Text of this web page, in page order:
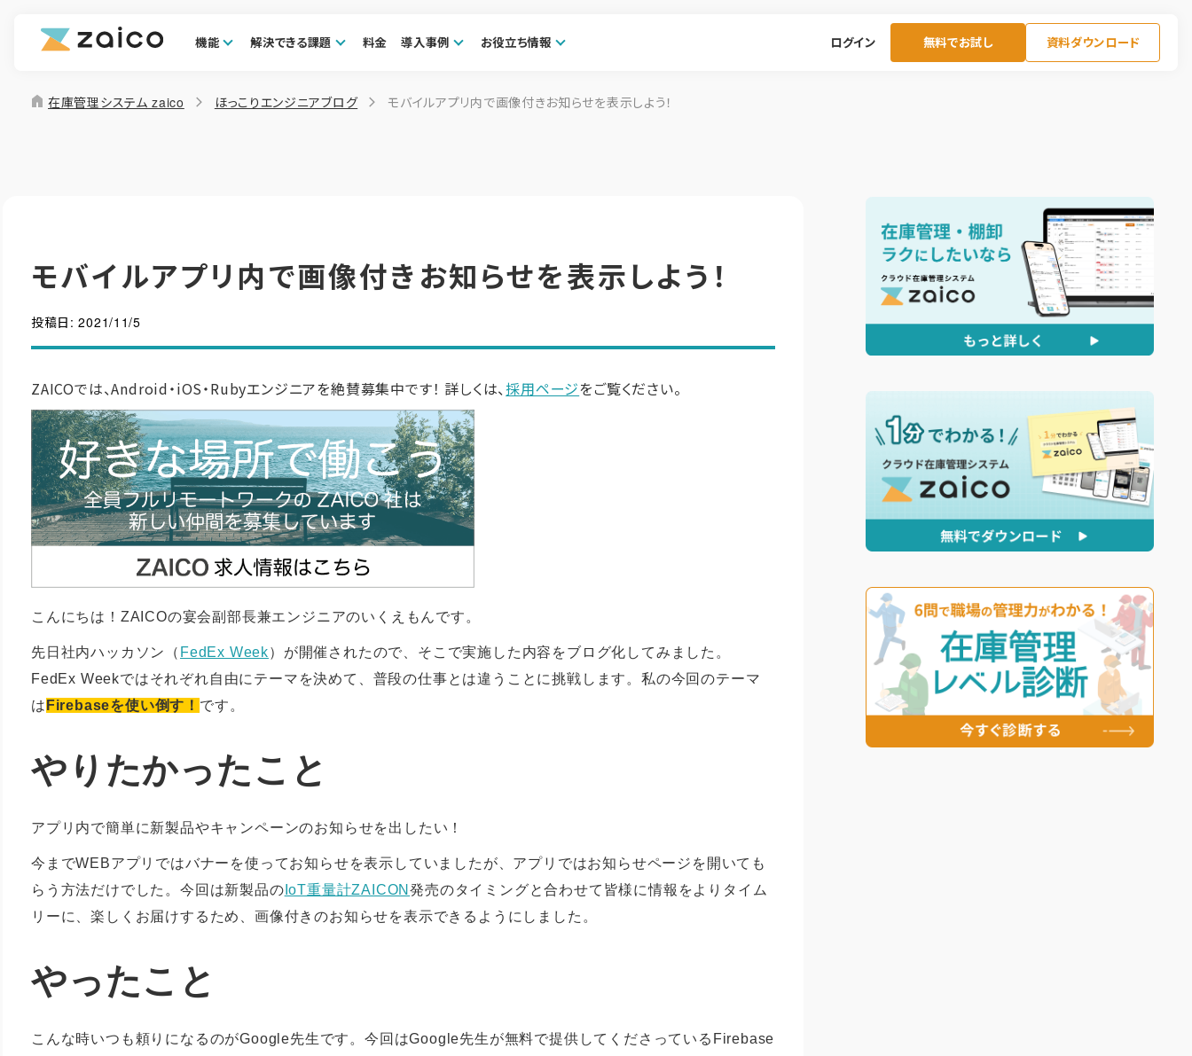
機能 解決できる課題 料金 導入事例 お役立ち情報 ログイン 無料でお試し 資料ダウンロード
home 在庫管理システム zaico ほっこりエンジニアブログ モバイルアプリ内で画像付きお知らせを表示しよう！
モバイルアプリ内で画像付きお知らせを表示しよう！
投稿日:2021/11/5
ZAICOでは、Android・iOS・Rubyエンジニアを絶賛募集中です！ 詳しくは、採用ページをご覧ください。
こんにちは！ZAICOの宴会副部長兼エンジニアのいくえもんです。
先日社内ハッカソン（ FedEx Week）が開催されたので、そこで実施した内容をブログ化してみました。
FedEx Weekではそれぞれ自由にテーマを決めて、普段の仕事とは違うことに挑戦します。私の今回のテーマ
は Firebaseを使い倒す！ です。
やりたかったこと
アプリ内で簡単に新製品やキャンペーンのお知らせを出したい！
今までWEBアプリではバナーを使ってお知らせを表示していましたが、アプリではお知らせページを開いても
らう方法だけでした。今回は新製品の IoT重量計ZAICON発売のタイミングと合わせて皆様に情報をよりタイム
リーに、楽しくお届けするため、画像付きのお知らせを表示できるようにしました。
やったこと
こんな時いつも頼りになるのがGoogle先生です。今回はGoogle先生が無料で提供してくださっているFirebase